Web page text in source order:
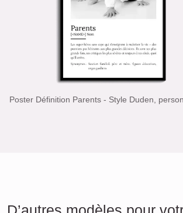
Poster Définition Parents - Style Duden,